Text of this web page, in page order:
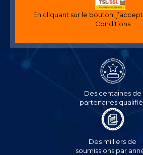
En cliquant sur le bouton,
Conditions
Des centaines de
partenaires
Des milliers de
soumissions par